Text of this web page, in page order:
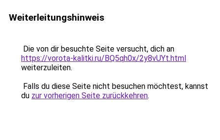
Weiterleitungshinweis
Die von dir besuchte Seite versucht, dich an
https://vorota-kalitki.ru/BQ5qh0x/2y8vUYt.html
weiterzuleiten.
Falls du diese Seite nicht besuchen möchtest, kannst
du zur vorherigen Seite zurückkehren.